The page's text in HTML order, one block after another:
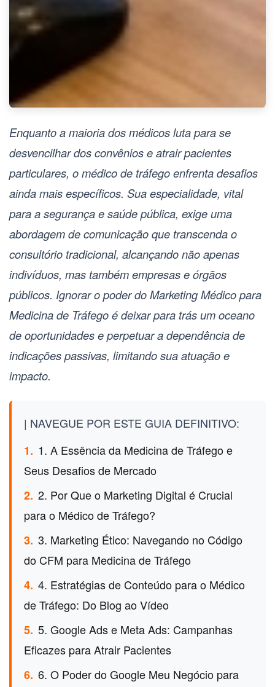
Enquanto a maioria dos médicos luta para se
desvencilhar dos convênios e atrair pacientes
particulares, omédico de tráfegoenfrenta desafios
ainda mais específicos. Sua especialidade, vital
para a segurança e saúde pública, exige uma
abordagem de comunicação que transcenda o
consultório tradicional, alcançando não apenas
indivíduos, mas também empresas e órgãos
públicos. Ignorar o poder doMarketing Médico para
Medicina de Tráfegoé deixar para trás um oceano
de oportunidades e perpetuar a dependência de
indicações passivas, limitando sua atuação e
impacto.
| NAVEGUE POR ESTE GUIA DEFINITIVO:
1. 1. A Essência da Medicina de Tráfego e
Seus Desafios de Mercado
2. 2. Por Que o Marketing Digital é Crucial
para o Médico de Tráfego?
3. 3. Marketing Ético: Navegando no Código
do CFM para Medicina de Tráfego
4. 4. Estratégias de Conteúdo para o Médico
de Tráfego: Do Blog ao Vídeo
5. 5. Google Ads e Meta Ads: Campanhas
Eficazes para Atrair Pacientes
6. 6. O Poder do Google Meu Negócio para